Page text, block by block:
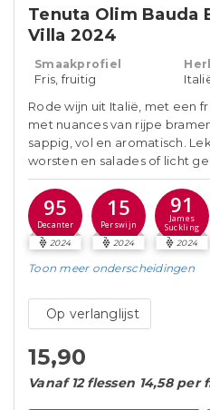
Tenuta Olim Bauda
Villa 2024
Smaakprofiel
Fris, fruitig
Rode wijn uit Italië, met een
met nuances van rijpe
sappig, vol en aromatisch.
worsten en salades of licht
95
Decanter
2024
15
Perswijn
2024
91
James
Suckling
2024
Toon meeronderscheidingen
Op verlanglijst
15,90
Vanaf 12 flessen 14,58 per